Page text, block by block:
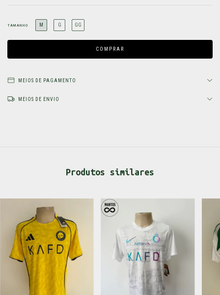
TAMANHO M G GG
MEIOS DE PAGAMENTO
MEIOS DE ENVIO
Produtos similares